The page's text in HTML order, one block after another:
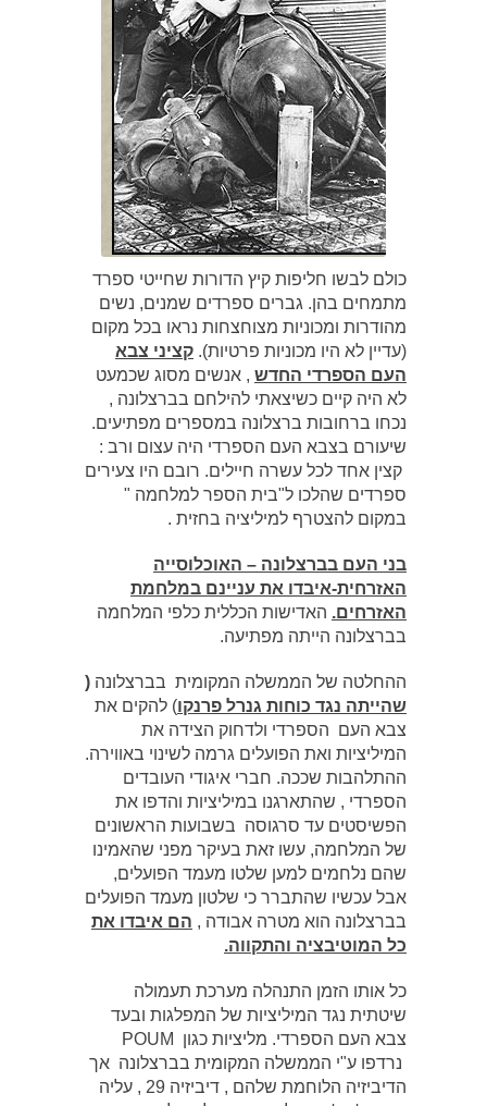
כולם לבשו חליפות קיץ הדורות שחייטי ספרד
מתמחים בהן. גברים ספרדים שמנים, נשים
מהודרות ומכוניות מצוחצחות נראו בכל מקום
(עדיין לא היו מכוניות פרטיות). קציני צבא
העם הספרדי החדש , אנשים מסוג שכמעט
לא היה קיים כשיצאתי להילחם בברצלונה ,
נכחו ברחובות ברצלונה במספרים מפתיעים.
שיעורם בצבא העם הספרדי היה עצום ורב :
קצין אחד לכל עשרה חיילים. רובם היו צעירים
ספרדים שהלכו ל"בית הספר למלחמה "
במקום להצטרף למיליציה בחזית .
בני העם בברצלונה – האוכלוסייה
האזרחית-איבדו את עניינם במלחמת
האזרחים. האדישות הכללית כלפי המלחמה
בברצלונה הייתה מפתיעה.
ההחלטה של הממשלה המקומית בברצלונה (
שהייתה נגד כוחות גנרל פרנקו) להקים את
צבא העם הספרדי ולדחוק הצידה את
המיליציות ואת הפועלים גרמה לשינוי באווירה.
ההתלהבות שככה. חברי איגודי העובדים
הספרדי , שהתארגנו במיליציות והדפו את
הפשיסטים עד סרגוסה בשבועות הראשונים
של המלחמה, עשו זאת בעיקר מפני שהאמינו
שהם נלחמים למען שלטו מעמד הפועלים,
אבל עכשיו שהתברר כי שלטון מעמד הפועלים
בברצלונה הוא מטרה אבודה , הם איבדו את
כל המוטיבציה והתקווה.
כל אותו הזמן התנהלה מערכת תעמולה
שיטתית נגד המיליציות של המפלגות ובעד
צבא העם הספרדי. מליציות כגון POUM
נרדפו ע"י הממשלה המקומית בברצלונה אך
הדיביזיה הלוחמת שלהם , דיביזיה 29 , עליה